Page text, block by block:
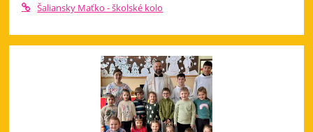
Šaliansky Maťko - školské kolo